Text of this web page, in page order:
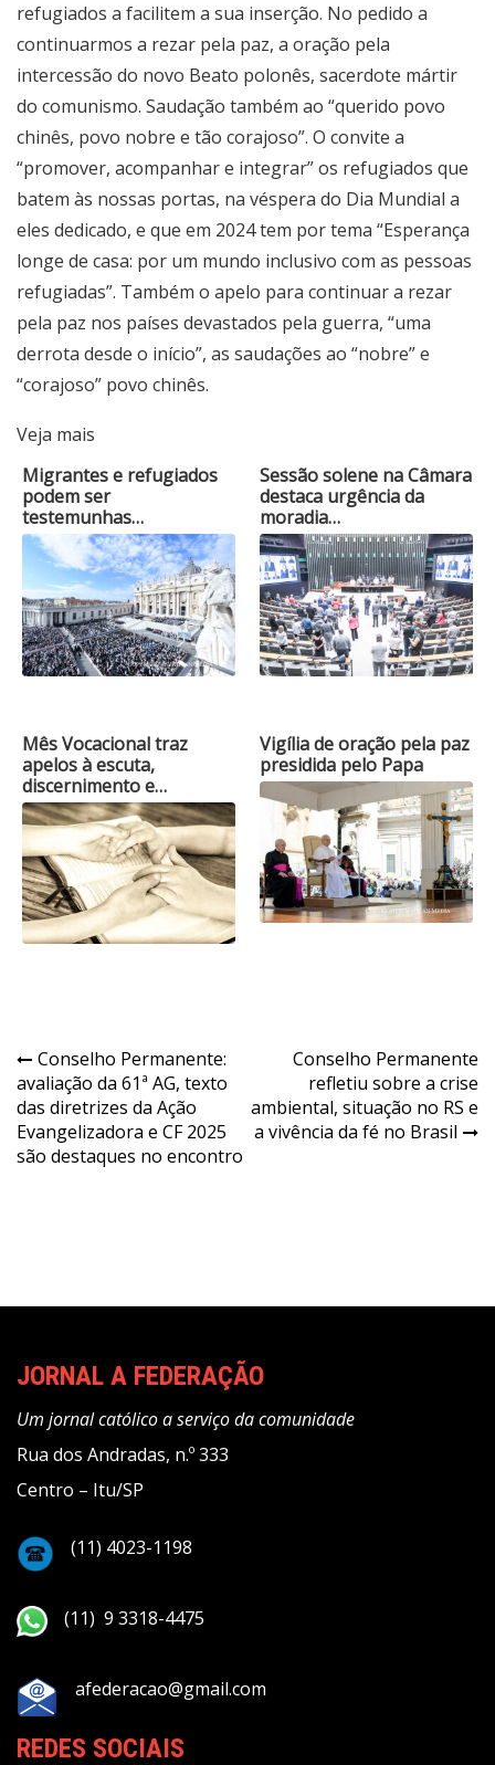
refugiados a facilitem a sua inserção. No pedido a
continuarmos a rezar pela paz, a oração pela
intercessão do novo Beato polonês, sacerdote mártir
do comunismo. Saudação também ao “querido povo
chinês, povo nobre e tão corajoso”. O convite a
“promover, acompanhar e integrar” os refugiados que
batem às nossas portas, na véspera do Dia Mundial a
eles dedicado, e que em 2024 tem por tema “Esperança
longe de casa: por um mundo inclusivo com as pessoas
refugiadas”. Também o apelo para continuar a rezar
pela paz nos países devastados pela guerra, “uma
derrota desde o início”, as saudações ao “nobre” e
“corajoso” povo chinês.
Veja mais
Migrantes e refugiados
podem ser
testemunhas…
Sessão solene na Câmara
destaca urgência da
moradia…
Mês Vocacional traz
apelos à escuta,
discernimento e…
Vigília de oração pela paz
presidida pelo Papa
Navegação
de
Post
Conselho Permanente:
avaliação da 61ª AG, texto
das diretrizes da Ação
Evangelizadora e CF 2025
são destaques no encontro
Conselho Permanente
refletiu sobre a crise
ambiental, situação no RS e
a vivência da fé no Brasil
JORNAL A FEDERAÇÃO
Um jornal católico a serviço da comunidade
Rua dos Andradas, n.º 333
Centro – Itu/SP
(11) 4023-1198
(11) 9 3318-4475
afederacao@gmail.com
REDES SOCIAIS